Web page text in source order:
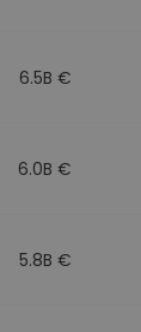
6.5B €
6.0B €
5.8B €